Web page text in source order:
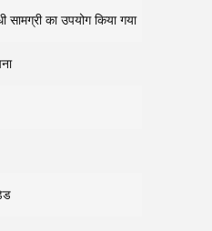
सामग्री का उपयोग किया गया